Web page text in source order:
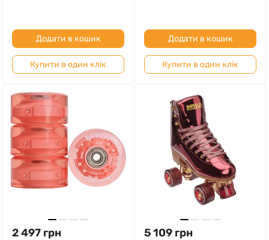
Додати в кошик
Купити в один клік
Додати в кошик
Купити в один клік
2 497 грн 5 109 грн